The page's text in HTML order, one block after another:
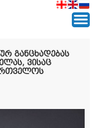
განცხადებას
ვისაც